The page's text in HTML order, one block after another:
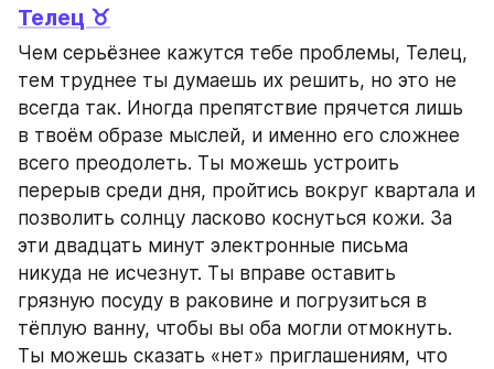
Телец ♉
Чем серьёзнее кажутся тебе проблемы, Телец,
тем труднее ты думаешь их решить, но это не
всегда так. Иногда препятствие прячется лишь
в твоём образе мыслей, и именно его сложнее
всего преодолеть. Ты можешь устроить
перерыв среди дня, пройтись вокруг квартала и
позволить солнцу ласково коснуться кожи. За
эти двадцать минут электронные письма
никуда не исчезнут. Ты вправе оставить
грязную посуду в раковине и погрузиться в
тёплую ванну, чтобы вы оба могли отмокнуть.
Ты можешь сказать «нет» приглашениям, что